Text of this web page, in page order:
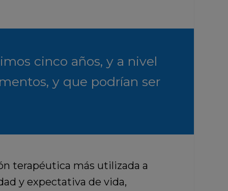
cinco años, y a nivel
y que podrían ser
terapéutica más utilizada a
y expectativa de vida,